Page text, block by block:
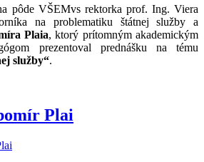
pôde VŠEMvs rektorka prof. Ing. Viera
na problematiku štátnej služby a
Plaia, ktorý prítomným akademickým
prezentoval prednášku na tému
služby“.
Plai